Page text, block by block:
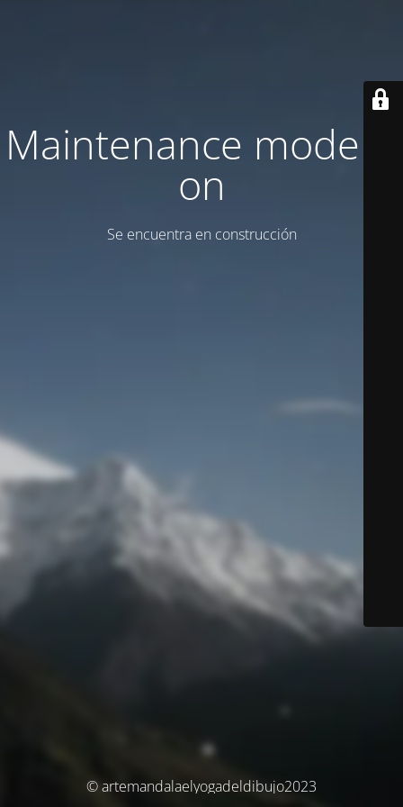
Maintenance mode is
on
Se encuentra en construcción
© artemandalaelyogadeldibujo2023